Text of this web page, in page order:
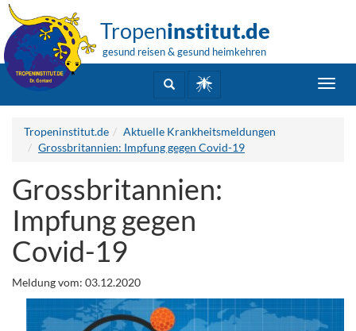
Tropeninstitut.de
gesund reisen & gesund heimkehren
Tropeninstitut.de
Aktuelle Krankheitsmeldungen
Grossbritannien: Impfung gegen Covid-19
Grossbritannien:
Impfung gegen
Covid-19
Meldung vom: 03.12.2020